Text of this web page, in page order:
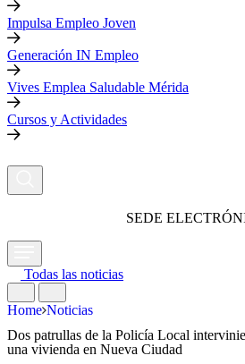
Impulsa Empleo Joven
Generación IN Empleo
Vives Emplea Saludable Mérida
Cursos y Actividades
SEDE
Todas las noticias
Home Noticias
Dos patrullas de la Policía Local
una vivienda en Nueva Ciudad